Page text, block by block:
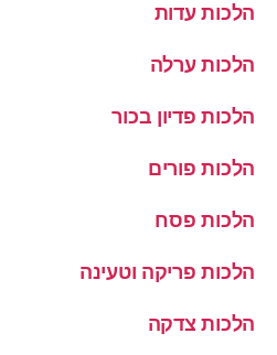
הלכות עדות
הלכות ערלה
הלכות פדיון בכור
הלכות פורים
הלכות פסח
הלכות פריקה וטעינה
הלכות צדקה